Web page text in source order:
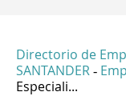
Directorio de
SANTANDER -
Especiali...